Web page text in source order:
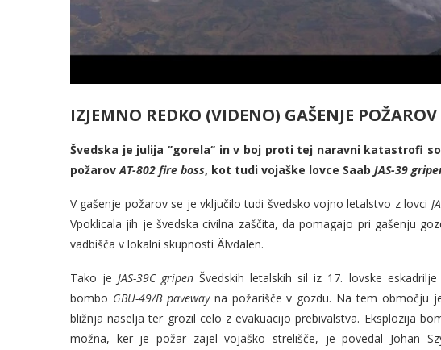
IZJEMNO REDKO (VIDENO) GAŠENJE
Švedska je julija ‘’gorela‘’ in v boj proti tej naravni katastrofi
požarovAT-802 fire boss, kot tudi vojaške lovce Saab JAS-39
V gašenje požarov se je vključilo tudi švedsko vojno letalstvo z lovci
Vpoklicala jih je švedska civilna zaščita, da pomagajo pri gašenju
vadbišča v lokalni skupnosti Älvdalen.
Tako jeJAS-39C gripen Švedskih letalskih sil iz 17. lovske
bombo GBU-49/B pavewayna požarišče v gozdu. Na tem območju
bližnja naselja ter grozil celo z evakuacijo prebivalstva. Eksplozija
možna, ker je požar zajel vojaško strelišče, je povedal Johan